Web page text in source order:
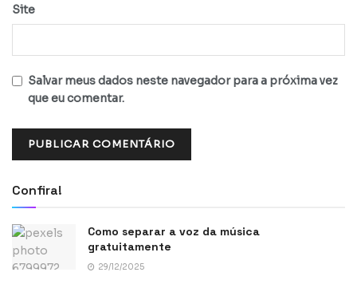
Site
Salvar meus dados neste navegador para a próxima vez
que eu comentar.
Confira!
Como separar a voz da música
gratuitamente
29/12/2025